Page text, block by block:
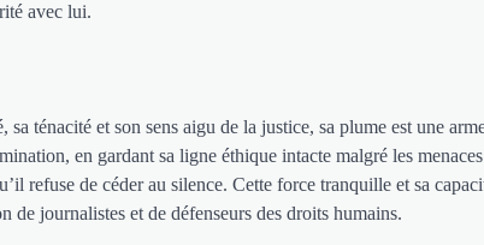
avec lui.
ténacité et son sens aigu de la justice, sa plume est une
en gardant sa ligne éthique intacte malgré les
refuse de céder au silence. Cette force tranquille et sa
journalistes et de défenseurs des droits humains.